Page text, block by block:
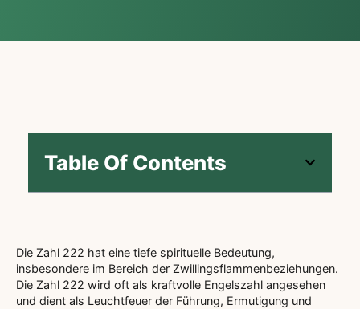
Table Of Contents
Die Zahl 222 hat eine tiefe spirituelle Bedeutung,
insbesondere im Bereich der Zwillingsflammenbeziehungen.
Die Zahl 222 wird oft als kraftvolle Engelszahl angesehen
und dient als Leuchtfeuer der Führung, Ermutigung und